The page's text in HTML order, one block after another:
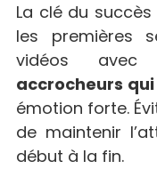
La clé du
les premières
vidéos avec
accrocheurs
émotion forte.
de maintenir
début à la fin.